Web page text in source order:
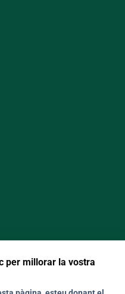
per millorar la vostra